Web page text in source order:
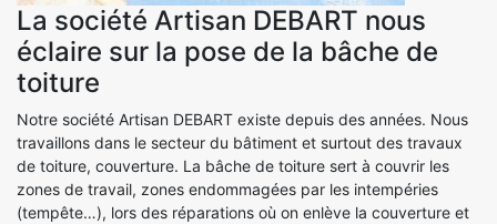
La société Artisan DEBART nous
éclaire sur la pose de la bâche de
toiture
Notre société Artisan DEBART existe depuis des années. Nous
travaillons dans le secteur du bâtiment et surtout des travaux
de toiture, couverture. La bâche de toiture sert à couvrir les
zones de travail, zones endommagées par les intempéries
(tempête…), lors des réparations où on enlève la couverture et